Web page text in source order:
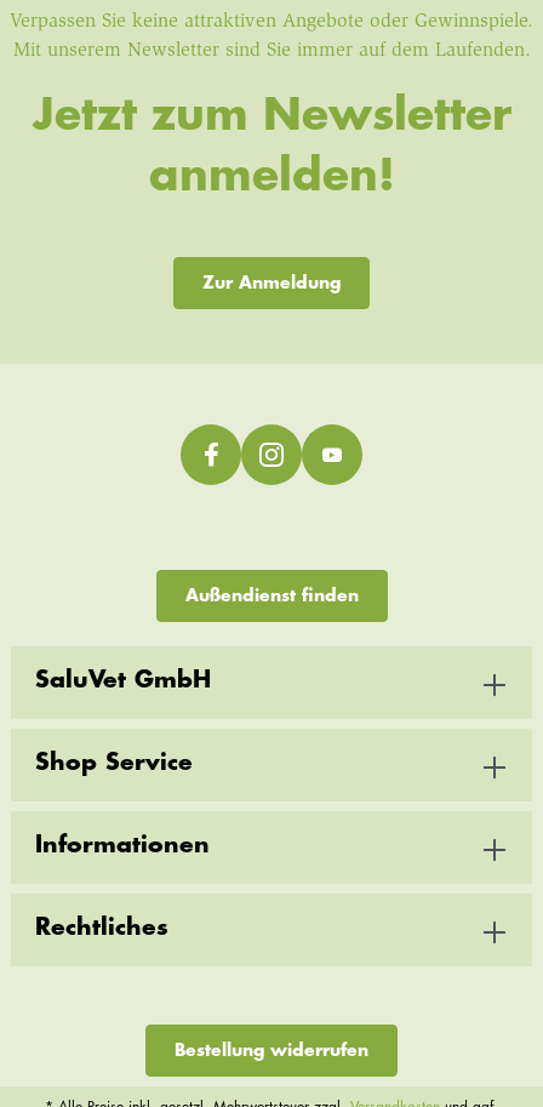
Verpassen Sie keine attraktiven Angebote oder Gewinnspiele.
Mit unserem Newsletter sind Sie immer auf dem Laufenden.
Jetzt zum Newsletter
anmelden!
Zur Anmeldung
Außendienst finden
SaluVet GmbH
Shop Service
Informationen
Rechtliches
Bestellung widerrufen